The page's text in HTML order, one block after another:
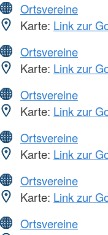
Ortsvereine
Karte: Link zur
Ortsvereine
Karte: Link zur
Ortsvereine
Karte: Link zur
Ortsvereine
Karte: Link zur
Ortsvereine
Karte: Link zur
Ortsvereine